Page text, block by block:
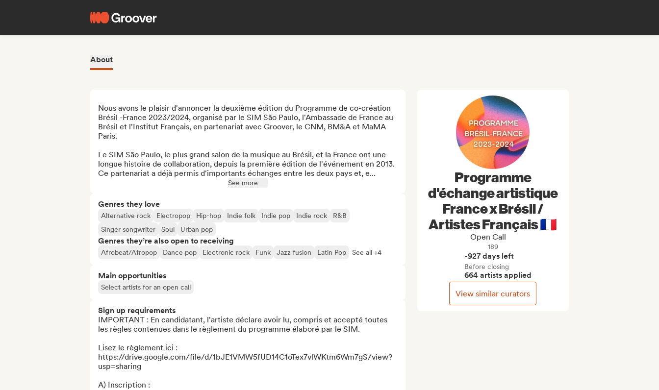
About
Nous avons le plaisir d'annoncer la deuxième édition du Programme de co-création
Brésil -France 2023/2024, organisé par le SIM São Paulo, l'Ambassade de France au
Brésil et l'Institut Français, en partenariat avec Groover, le CNM, BM&A et MaMA
Paris.
Le SIM São Paulo, le plus grand salon de la musique au Brésil, et la France ont une
longue histoire de collaboration, depuis la première édition de l'événement en 2013.
Ce partenariat a déjà permis d'importants échanges entre les deux pays et, e...
See more
Genres they love
Alternative rock Electropop Hip-hop Indie folk Indie pop Indie rock
R&B
Singer songwriter
Soul Urban pop
Genres they’re also open to receiving
Afrobeat/Afropop Dance pop Electronic rock Funk Jazz fusion Latin Pop See all +4
Main opportunities
Select artists for an open call
Sign up requirements
IMPORTANT : En candidatant, l'artiste déclare avoir lu, compris et accepté toutes
les règles contenues dans le règlement du programme élaboré par le SIM.
Lisez le règlement ici :
https://drive.google.com/file/d/1bJE1VMW5fUD14C1oTex7vlWKtm6Wm7gS/view?
usp=sharing
A) Inscription :
Programme
d'échange artistique
France x Brésil /
Artistes Français 🇫🇷
Open Call
189
-927 days left
Before closing
664 artists applied
View similar curators